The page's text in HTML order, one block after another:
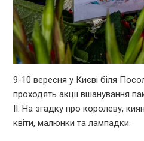
9-10 вересня у Києві біля
проходять акції вшанування
ІІ. На згадку про королеву,
квіти, малюнки та лампадки.